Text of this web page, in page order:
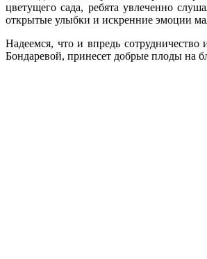
цветущего сада, ребята увлеченно
открытые улыбки и искренние эмоции
Надеемся, что и впредь
Бондаревой, принесет добрые плоды на